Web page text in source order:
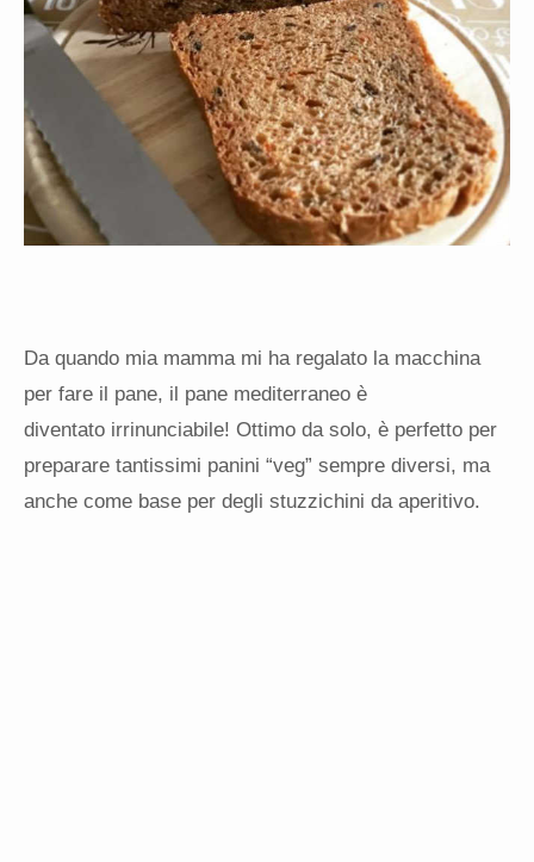
Da quando mia mamma mi ha regalato la macchina
per fare il pane, il pane mediterraneo è
diventato irrinunciabile! Ottimo da solo, è perfetto per
preparare tantissimi panini “veg” sempre diversi, ma
anche come base per degli stuzzichini da aperitivo.